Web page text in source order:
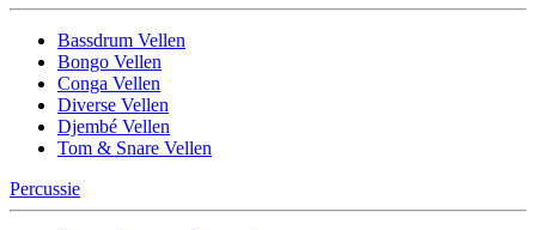
Bassdrum Vellen
Bongo Vellen
Conga Vellen
Diverse Vellen
Djembé Vellen
Tom & Snare Vellen
Percussie